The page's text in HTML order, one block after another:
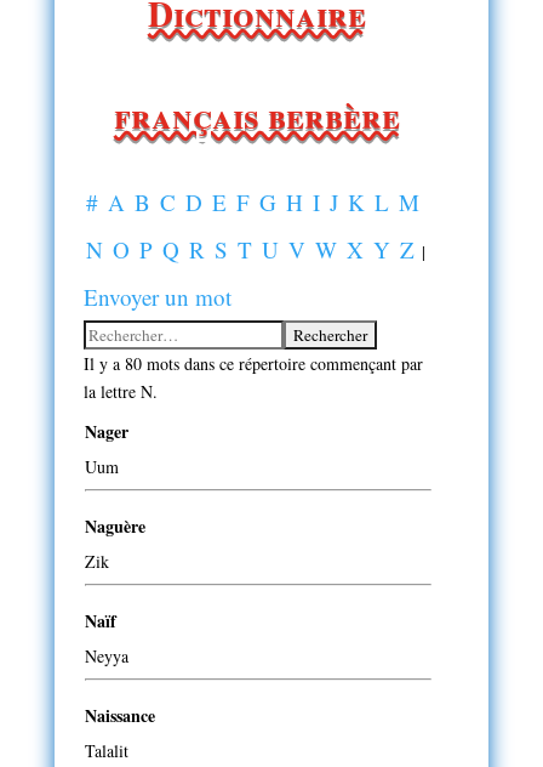
Dictionnaire
français berbère
# A B C D E F G H I J K L M
N O P Q R S T U V W X Y Z |
Envoyer un mot
Il y a 80 mots dans ce répertoire commençant par
la lettre N.
Nager
Uum
Naguère
Zik
Naïf
Neyya
Naissance
Talalit